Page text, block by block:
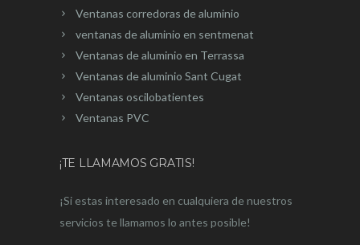
Ventanas corredoras de aluminio
ventanas de aluminio en sentmenat
Ventanas de aluminio en Terrassa
Ventanas de aluminio Sant Cugat
Ventanas oscilobatientes
Ventanas PVC
¡TE LLAMAMOS GRATIS!
¡Si estas interesado en cualquiera de nuestros
servicios te llamamos lo antes posible!